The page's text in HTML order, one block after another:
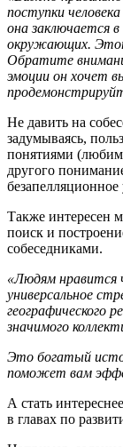
поступки
она заключается
окружающих.
Обратите
эмоции он хочет
Не давить на
задумываясь,
понятиями
другого
Также интересен
поиск и
собеседниками.
«Людям нравится
универсальное
географического
значимого
Это богатый
поможет вам
А стать
в главах по